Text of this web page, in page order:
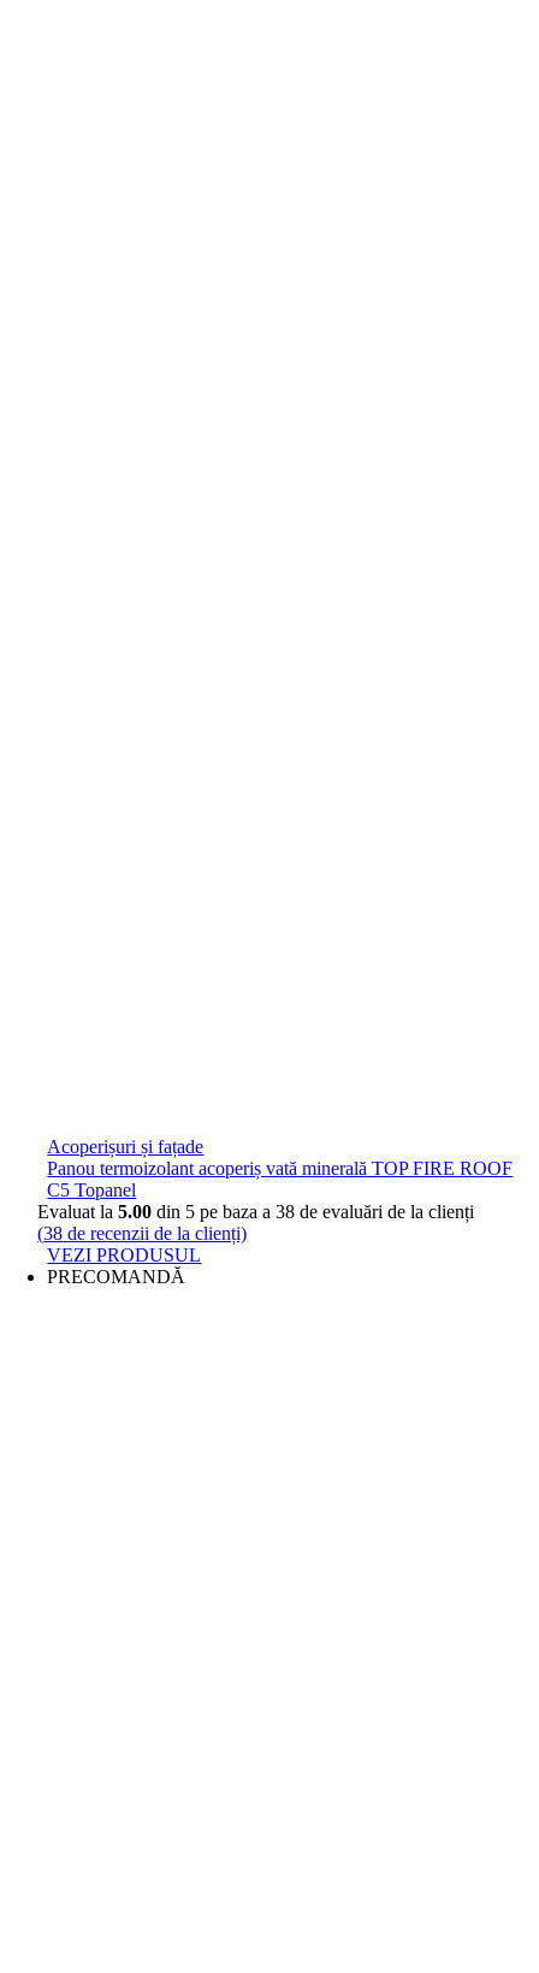
Acoperișuri și fațade
Panou termoizolant acoperiș vată minerală TOP FIRE ROOF
C5 Topanel
Evaluat la5.00 din 5 pe baza a38 de evaluări de la clienți
(38 de recenzii de la clienți)
VEZI PRODUSUL
PRECOMANDĂ